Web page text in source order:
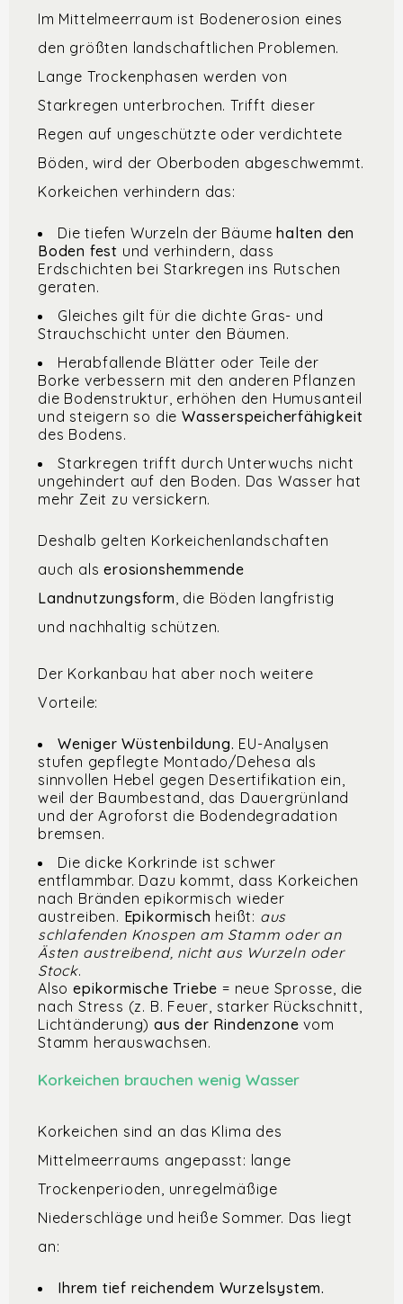
Im Mittelmeerraum ist Bodenerosion eines
den größten landschaftlichen Problemen.
Lange Trockenphasen werden von
Starkregen unterbrochen. Trifft dieser
Regen auf ungeschützte oder verdichtete
Böden, wird der Oberboden abgeschwemmt.
Korkeichen verhindern das:
Die tiefen Wurzeln der Bäumehalten den
Boden fest und verhindern, dass
Erdschichten bei Starkregen ins Rutschen
geraten.
Gleiches gilt für die dichte Gras- und
Strauchschicht unter den Bäumen.
Herabfallende Blätter oder Teile der
Borke verbessern mit den anderen Pflanzen
die Bodenstruktur, erhöhen den Humusanteil
und steigern so dieWasserspeicherfähigkeit
des Bodens.
Starkregen trifft durch Unterwuchs nicht
ungehindert auf den Boden. Das Wasser hat
mehr Zeit zu versickern.
Deshalb gelten Korkeichenlandschaften
auch alserosionshemmende
Landnutzungsform , die Böden langfristig
und nachhaltig schützen.
Der Korkanbau hat aber noch weitere
Vorteile:
Weniger Wüstenbildung. EU-Analysen
stufen gepflegte Montado/Dehesa als
sinnvollen Hebel gegen Desertifikation ein,
weil der Baumbestand, das Dauergrünland
und der Agroforst die Bodendegradation
bremsen.
Die dicke Korkrinde ist schwer
entflammbar. Dazu kommt, dass Korkeichen
nach Bränden epikormisch wieder
austreiben. Epikormisch heißt: aus
schlafenden Knospen am Stamm oder an
Ästen austreibend, nicht aus Wurzeln oder
Stock.
Also epikormische Triebe = neue Sprosse, die
nach Stress (z. B. Feuer, starker Rückschnitt,
Lichtänderung)aus der Rindenzone vom
Stamm herauswachsen.
Korkeichen brauchen wenig Wasser
Korkeichen sind an das Klima des
Mittelmeerraums angepasst: lange
Trockenperioden, unregelmäßige
Niederschläge und heiße Sommer. Das liegt
an:
Ihrem tief reichendem Wurzelsystem.